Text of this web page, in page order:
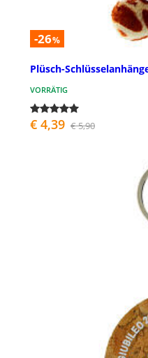
-26%
Plüsch-
VORRÄTIG
€ 4,39 € 5,90